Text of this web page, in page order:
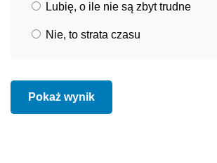
Lubię, o ile nie są zbyt trudne
Nie, to strata czasu
Pokaż wynik